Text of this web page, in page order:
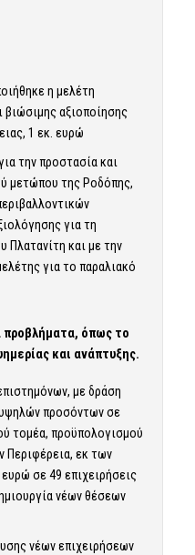
η μελέτη
βιώσιμης αξιοποίησης
1 εκ. ευρώ
την προστασία και
μετώπου της Ροδόπης,
για τη
Πλατανίτη και με την
για το παραλιακό
προβλήματα, όπως το
και ανάπτυξης.
με δράση
προσόντων σε
τομέα, προϋπολογισμού
Περιφέρεια, εκ των
σε 49 επιχειρήσεις
νέων θέσεων
νέων επιχειρήσεων